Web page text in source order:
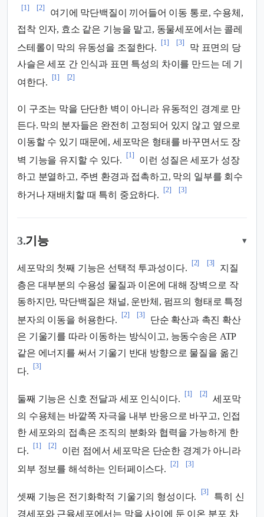
[1] [2]
여기에 막단백질이 끼어들어 이동 통로, 수용체,
접착 인자, 효소 같은 기능을 맡고, 동물세포에서는 콜레
스테롤이 막의 유동성을 조절한다.
[1] [3]
막 표면의 당
사슬은 세포 간 인식과 표면 특성의 차이를 만드는 데 기
여한다.
[1] [2]
이 구조는 막을 단단한 벽이 아니라 유동적인 경계로 만
든다. 막의 분자들은 완전히 고정되어 있지 않고 옆으로
이동할 수 있기 때문에, 세포막은 형태를 바꾸면서도 장
벽 기능을 유지할 수 있다.
[1]
이런 성질은 세포가 성장
하고 분열하고, 주변 환경과 접촉하고, 막의 일부를 회수
하거나 재배치할 때 특히 중요하다.
[2] [3]
3.기능 ▾
세포막의 첫째 기능은 선택적 투과성이다.
[2] [3]
지질
층은 대부분의 수용성 물질과 이온에 대해 장벽으로 작
동하지만, 막단백질은 채널, 운반체, 펌프의 형태로 특정
분자의 이동을 허용한다.
[2] [3]
단순 확산과 촉진 확산
은 기울기를 따라 이동하는 방식이고, 능동수송은 ATP
같은 에너지를 써서 기울기 반대 방향으로 물질을 옮긴
다.
[3]
둘째 기능은 신호 전달과 세포 인식이다.
[1] [2]
세포막
의 수용체는 바깥쪽 자극을 내부 반응으로 바꾸고, 인접
한 세포와의 접촉은 조직의 분화와 협력을 가능하게 한
다.
[1] [2]
이런 점에서 세포막은 단순한 경계가 아니라
외부 정보를 해석하는 인터페이스다.
[2] [3]
셋째 기능은 전기화학적 기울기의 형성이다.
[3]
특히 신
경세포와 근육세포에서는 막을 사이에 둔 이온 분포 차